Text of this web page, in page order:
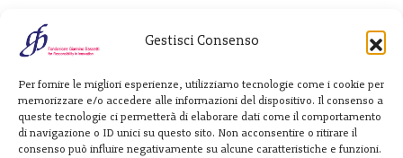
Gestisci Consenso
Per fornire le migliori esperienze, utilizziamo tecnologie come i cookie per
memorizzare e/o accedere alle informazioni del dispositivo. Il consenso a
queste tecnologie ci permetterà di elaborare dati come il comportamento
di navigazione o ID unici su questo sito. Non acconsentire o ritirare il
consenso può influire negativamente su alcune caratteristiche e funzioni.
Giannino Bassetti ETS
Via Michele Barozzi 4